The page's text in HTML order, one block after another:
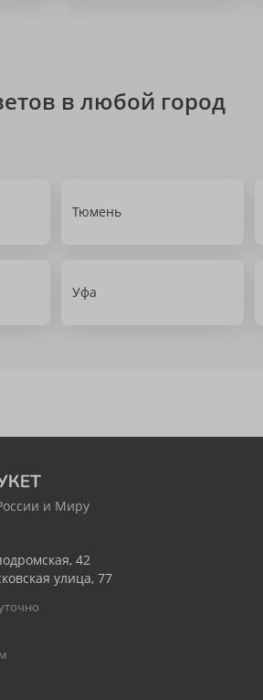
в любой город
Тюмень
Уфа
и Миру
42
улица, 77